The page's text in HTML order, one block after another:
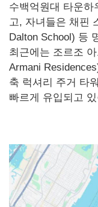
수백억원대 타운
고, 자녀들은 채핀
Dalton School) 등
최근에는 조르조
Armani
축 럭셔리 주거 타
빠르게 유입되고